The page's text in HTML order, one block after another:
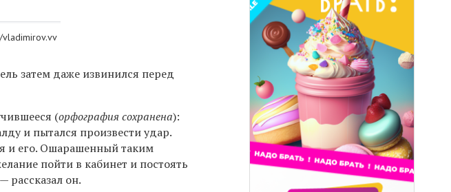
затем даже извинился перед
(орфография сохранена):
и пытался произвести удар.
и его. Ошарашенный таким
пойти в кабинет и постоять
рассказал он.